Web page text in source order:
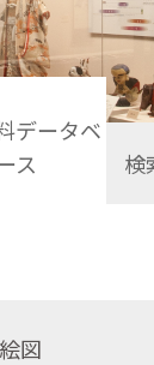
データベ
ス
検
図